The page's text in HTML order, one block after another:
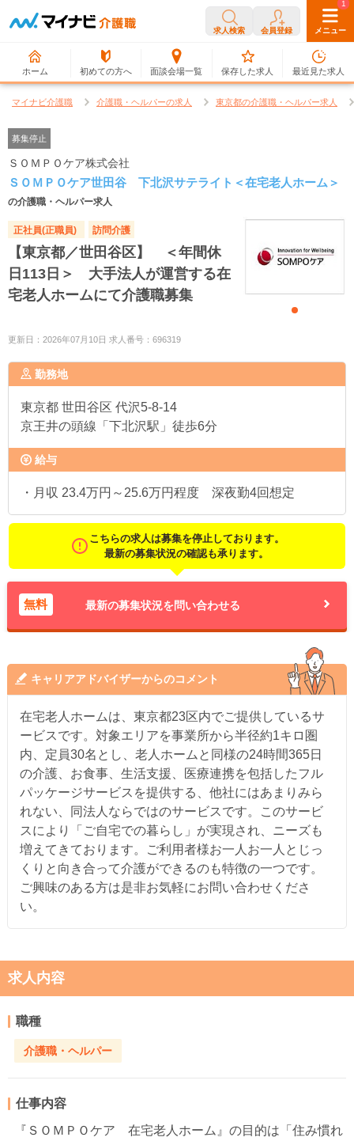
求人検索 会員登録 メニュー
ホーム 初めての方へ 面談会場一覧
0
保存した求人
1
最近見た求人
マイナビ介護職 介護職・ヘルパーの求人 東京都の介護職・ヘルパー求人
募集停止
ＳＯＭＰＯケア株式会社
ＳＯＭＰＯケア世田谷 下北沢サテライト＜在宅老人ホーム＞
の介護職・ヘルパー求人
正社員(正職員) 訪問介護
【東京都／世田谷区】 ＜年間休
日113日＞ 大手法人が運営する在
宅老人ホームにて介護職募集
更新日：2026年07月10日 求人番号：696319
勤務地
東京都 世田谷区 代沢5-8-14
京王井の頭線「下北沢駅」徒歩6分
給与
・月収 23.4万円～25.6万円程度 深夜勤4回想定
こちらの求人は募集を停止しております。
最新の募集状況の確認も承ります。
無料 最新の募集状況を問い合わせる
キャリアアドバイザーからのコメント
在宅老人ホームは、東京都23区内でご提供しているサ
ービスです。対象エリアを事業所から半径約1キロ圏
内、定員30名とし、老人ホームと同様の24時間365日
の介護、お食事、生活支援、医療連携を包括したフル
パッケージサービスを提供する、他社にはあまりみら
れない、同法人ならではのサービスです。このサービ
スにより「ご自宅での暮らし」が実現され、ニーズも
増えてきております。ご利用者様お一人お一人とじっ
くりと向き合って介護ができるのも特徴の一つです。
ご興味のある方は是非お気軽にお問い合わせくださ
い。
求人内容
職種
介護職・ヘルパー
仕事内容
『ＳＯＭＰＯケア 在宅老人ホーム』の目的は「住み慣れ